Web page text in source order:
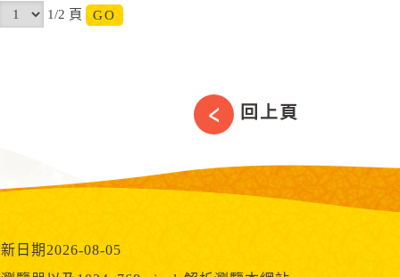
1/2 頁
回上頁
日期2026-08-05